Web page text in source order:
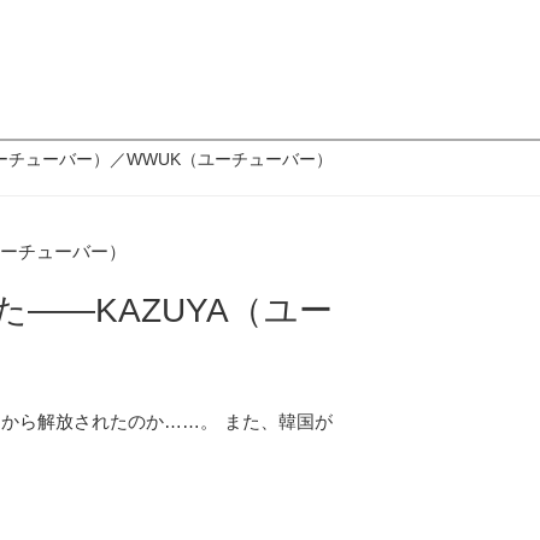
ューバー）／WWUK（ユーチューバー）
――KAZUYA（ユー
から解放されたのか……。 また、韓国が